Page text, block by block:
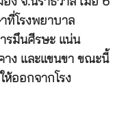
ที่โรงพยาบาล
รมึนศีรษะ แน่น
ง และแขนขา ขณะนี้
ออกจากโรง